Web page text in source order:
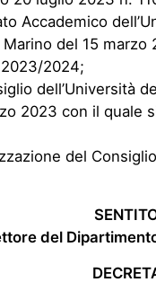
Accademico
Marino del 15
2024;
dell’Università
2023 con il quale
del
del